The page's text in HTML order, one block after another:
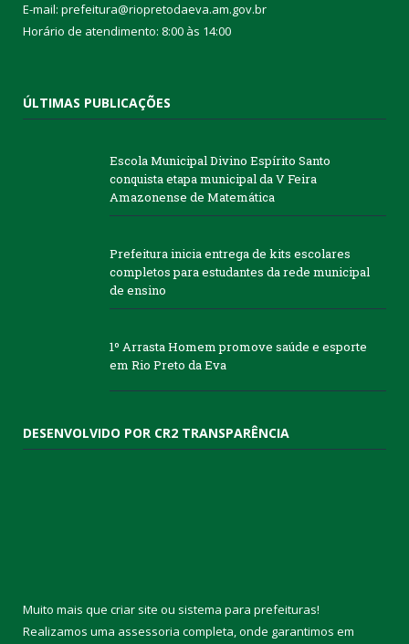
E-mail: prefeitura@riopretodaeva.am.gov.br
Horário de atendimento: 8:00 às 14:00
ÚLTIMAS PUBLICAÇÕES
Escola Municipal Divino Espírito Santo
conquista etapa municipal da V Feira
Amazonense de Matemática
Prefeitura inicia entrega de kits escolares
completos para estudantes da rede municipal
de ensino
1º Arrasta Homem promove saúde e esporte
em Rio Preto da Eva
DESENVOLVIDO POR CR2 TRANSPARÊNCIA
Muito mais que criar site ou sistema para prefeituras!
Realizamos uma assessoria completa, onde garantimos em